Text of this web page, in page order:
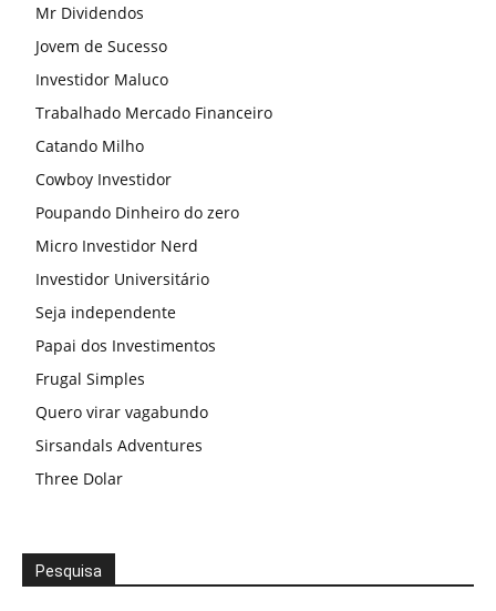
Mr Dividendos
Jovem de Sucesso
Investidor Maluco
Trabalhado Mercado Financeiro
Catando Milho
Cowboy Investidor
Poupando Dinheiro do zero
Micro Investidor Nerd
Investidor Universitário
Seja independente
Papai dos Investimentos
Frugal Simples
Quero virar vagabundo
Sirsandals Adventures
Three Dolar
Pesquisa